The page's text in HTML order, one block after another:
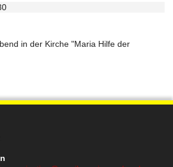
in der Kirche "Maria Hilfe der